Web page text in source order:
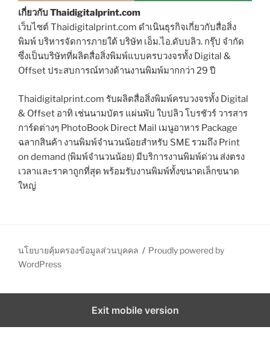
เกี่ยวกับ Thaidigitalprint.com
เว็บไซต์ Thaidigitalprint.com ดำเนินธุรกิจเกี่ยวกับสื่อสิ่ง
พิมพ์ บริหารจัดการภายใต้ บริษัท เอ็ม.ไอ.ดับบลิว. กรุ๊ป จำกัด
ซึ่งเป็นบริษัทที่ผลิตสื่อสิ่งพิมพ์แบบครบวงจรทั้ง Digital &
Offset ประสบการณ์ทางด้านงานพิมพ์มากกว่า 29 ปี
Thaidigitalprint.com รับผลิตสื่อสิ่งพิมพ์ครบวงจรทั้ง Digital
& Offset อาทิ เช่นนามบัตร แผ่นพับ ใบปลิว โบรชัวร์ วารสาร
การ์ดต่างๆ PhotoBook Direct Mail เมนูอาหาร Package
ฉลากสินค้า งานพิมพ์จำนวนน้อยสำหรับ SME รวมถึง Print
on demand (พิมพ์จำนวนน้อย) มีบริการงานพิมพ์ด่วน ส่งตรง
เวลาและราคาถูกที่สุด พร้อมรับงานพิมพ์ทั้งขนาดเล็กขนาด
ใหญ่
นโยบายคุ้มครองข้อมูลส่วนบุคคล
Proudly powered by
WordPress
Exit mobile version